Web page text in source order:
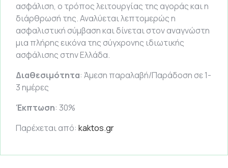
ασφάλιση, ο τρόπος λειτουργίας της αγοράς και η
διάρθρωσή της. Αναλύεται λεπτομερώς η
ασφαλιστική σύμβαση και δίνεται στον αναγνώστη
μια πλήρης εικόνα της σύγχρονης ιδιωτικής
ασφάλισης στην Ελλάδα.
Διαθεσιμότητα: Άμεση παραλαβή/Παράδοση σε 1-
3 ημέρες
Έκπτωση: 30%
Παρέχεται από: kaktos.gr